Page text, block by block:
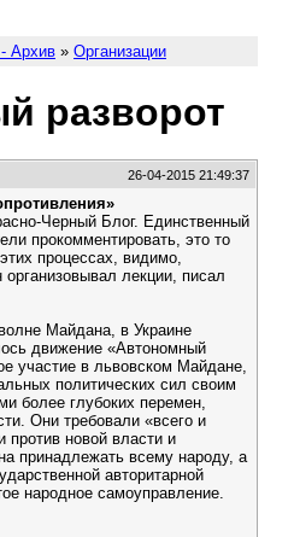
Архив » Организации
разворот
26-04-2015 21:49:37
Черный Блог. Единственный
прокомментировать, это то
процессах, видимо,
лекции, писал
Майдана, в Украине
движение «Автономный
участие в львовском Майдане,
политических сил своим
более глубоких перемен,
Они требовали «всего и
против новой власти и
принадлежать всему народу, а
авторитарной
народное самоуправление.